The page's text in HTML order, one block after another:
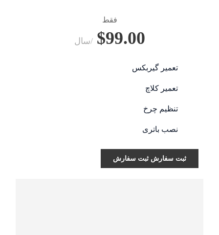
فقط
$99.00 /سال
تعمیر گیربکس
تعمیر کلاچ
تنظیم چرخ
نصب باتری
ثبت سفارشثبت سفارش